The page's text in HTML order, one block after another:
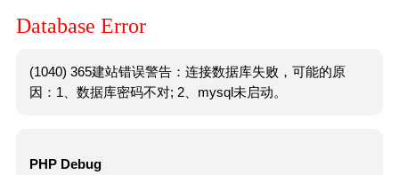
Database Error
(1040) 365建站错误警告：连接数据库失败，可能的原
因：1、数据库密码不对; 2、mysql未启动。
PHP Debug